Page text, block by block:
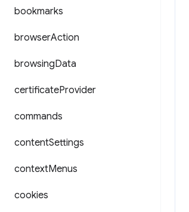
bookmarks
browserAction
browsingData
certificateProvider
commands
contentSettings
contextMenus
cookies